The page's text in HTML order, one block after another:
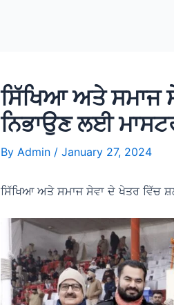
ਸਿੱਖਿਆ ਅਤੇ ਸਮਾਜ
ਨਿਭਾਉਣ ਲਈ
By Admin / January 27, 2024
ਸਿੱਖਿਆ ਅਤੇ ਸਮਾਜ ਸੇਵਾ ਦੇ ਖੇਤਰ ਵਿੱਚ